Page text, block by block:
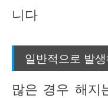
니다
일반적으로 발
많은 경우 해지